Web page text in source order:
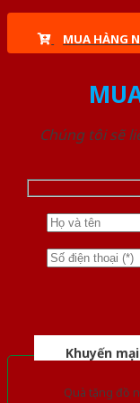
MUA HÀNG
Chúng tôi sẽ
Khuyến mại
Quà tặng đồ